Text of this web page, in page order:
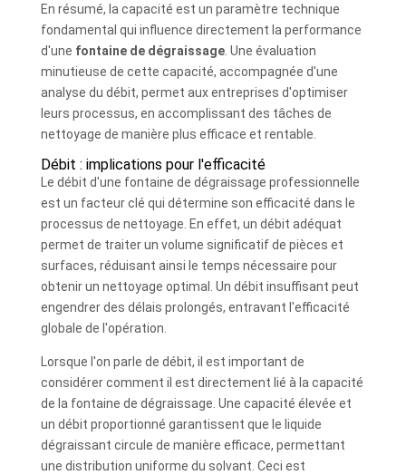
En résumé, la capacité est un paramètre technique
fondamental qui influence directement la performance
d'une fontaine de dégraissage. Une évaluation
minutieuse de cette capacité, accompagnée d'une
analyse du débit, permet aux entreprises d'optimiser
leurs processus, en accomplissant des tâches de
nettoyage de manière plus efficace et rentable.
Débit : implications pour l'efficacité
Le débit d'une fontaine de dégraissage professionnelle
est un facteur clé qui détermine son efficacité dans le
processus de nettoyage. En effet, un débit adéquat
permet de traiter un volume significatif de pièces et
surfaces, réduisant ainsi le temps nécessaire pour
obtenir un nettoyage optimal. Un débit insuffisant peut
engendrer des délais prolongés, entravant l'efficacité
globale de l'opération.
Lorsque l'on parle de débit, il est important de
considérer comment il est directement lié à la capacité
de la fontaine de dégraissage. Une capacité élevée et
un débit proportionné garantissent que le liquide
dégraissant circule de manière efficace, permettant
une distribution uniforme du solvant. Ceci est